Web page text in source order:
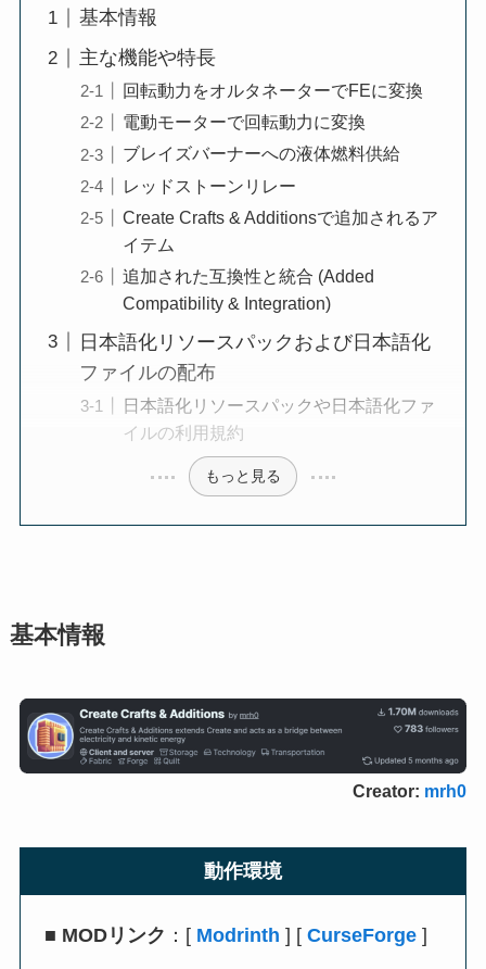
基本情報
主な機能や特長
回転動力をオルタネーターでFEに変換
電動モーターで回転動力に変換
ブレイズバーナーへの液体燃料供給
レッドストーンリレー
Create Crafts & Additionsで追加されるア
イテム
追加された互換性と統合 (Added
Compatibility & Integration)
日本語化リソースパックおよび日本語化
ファイルの配布
日本語化リソースパックや日本語化ファ
イルの利用規約
もっと見る
基本情報
Creator: mrh0
動作環境
■ MODリンク ：[ Modrinth ] [CurseForge ]